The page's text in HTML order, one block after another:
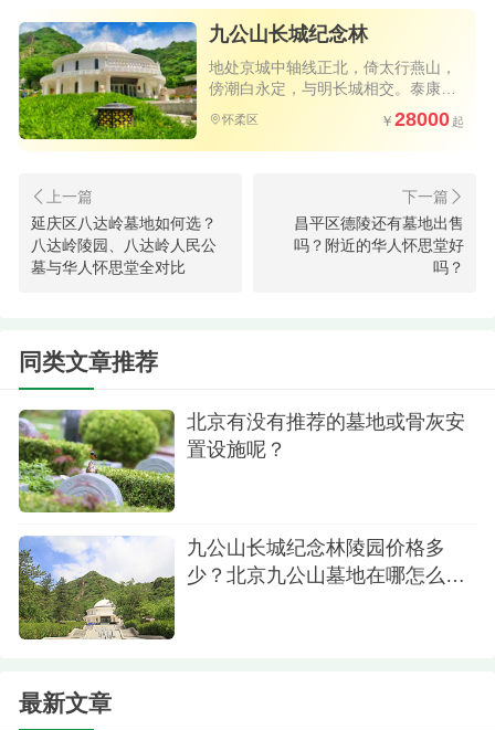
庄重典雅，公园式体验：园区以庄重典雅的雕
塑墓为主，整体规划为公园式开放性高端艺术墓
区。行走其间，没有压抑与哀伤，取而代之的是一
种在艺术园林中漫步的宁静与崇高感。
无障碍人性化设计：善寿园在细节处尽显对生
者的关怀。整个园区没有一个台阶，全部为完全无
障碍的通道，轮椅和电瓶车均可轻松通行，极大地
道路宽2.32米：此宽度是依据中国传统“鲁班
尺”测量而定，在位置上寓意着多子多福，福佑后
人，寄托了对家族绵延的美好祝愿。
龟背纹路面：地面铺设的不规则石板采用“龟背
纹”设计，龟在中国文化中是长寿的象征，此设计寓
意着健康长寿，意境深远。
九公山长城纪念林
地处京城中轴线正北，倚太行燕山，
傍潮白永定，与明长城相交。泰康旗
下力作，独具匠心的树葬艺术墓碑，
北京为数不多的优质陵园
怀柔区 28000
延庆区八达岭墓地如何选？
八达岭陵园、八达岭人民公
墓与华人怀思堂全对比
昌平区德陵还有墓地出售
吗？附近的华人怀思堂好
吗？
同类文章推荐
北京有没有推荐的墓地或骨灰安
置设施呢？
九公山长城纪念林陵园价格多
少？北京九公山墓地在哪怎么
最新文章